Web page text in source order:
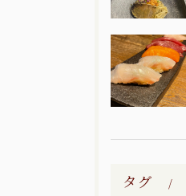
タグ